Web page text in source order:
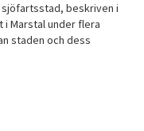
sjöfartsstad, beskriven i
i Marstal under flera
staden och dess